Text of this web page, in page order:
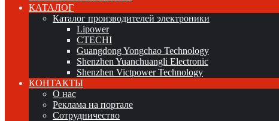
КАТАЛОГ
Каталог производителей электроники
Lipower
CTECHI
Guangdong Yongchao Technology
Shenzhen Yuanchuangli Electronic
Shenzhen Victpower Technology
КОНТАКТЫ
О нас
Реклама на портале
Сотрудничество